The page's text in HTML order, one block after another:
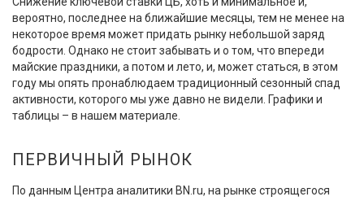
вероятно, последнее на ближайшие месяцы, тем не менее на
некоторое время может придать рынку небольшой заряд
бодрости. Однако не стоит забывать и о том, что впереди
майские праздники, а потом и лето, и, может статься, в этом
году мы опять пронаблюдаем традиционный сезонный спад
активности, которого мы уже давно не видели. Графики и
таблицы – в нашем материале.
ПЕРВИЧНЫЙ РЫНОК
По данным Центра аналитики BN.ru, на рынке строящегося